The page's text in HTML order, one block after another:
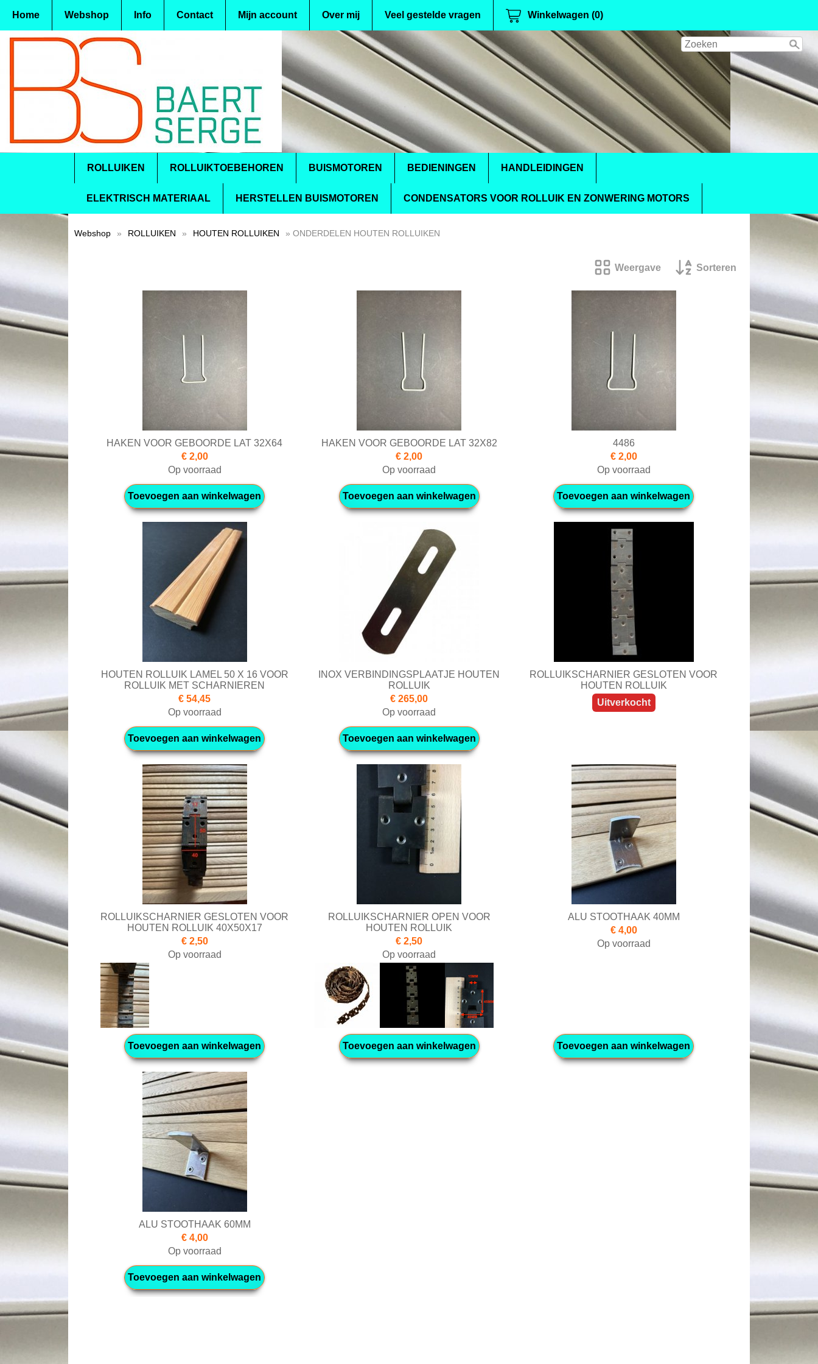
Home Webshop Info Contact Mijn account Over mij Veel gestelde vragen Winkelwagen (0)
ROLLUIKEN ROLLUIKTOEBEHOREN BUISMOTOREN BEDIENINGEN HANDLEIDINGEN
ELEKTRISCH MATERIAAL HERSTELLEN BUISMOTOREN CONDENSATORS VOOR ROLLUIK EN ZONWERING MOTORS
Webshop » ROLLUIKEN » HOUTEN ROLLUIKEN » ONDERDELEN HOUTEN ROLLUIKEN
Weergave Sorteren
HAKEN VOOR GEBOORDE LAT 32X64
€ 2,00
Op voorraad
Toevoegen aan winkelwagen
HAKEN VOOR GEBOORDE LAT 32X82
€ 2,00
Op voorraad
Toevoegen aan winkelwagen
4486
€ 2,00
Op voorraad
Toevoegen aan winkelwagen
HOUTEN ROLLUIK LAMEL 50 X 16 VOOR
ROLLUIK MET SCHARNIEREN
€ 54,45
Op voorraad
Toevoegen aan winkelwagen
INOX VERBINDINGSPLAATJE HOUTEN
ROLLUIK
€ 265,00
Op voorraad
Toevoegen aan winkelwagen
ROLLUIKSCHARNIER GESLOTEN VOOR
HOUTEN ROLLUIK
Uitverkocht
ROLLUIKSCHARNIER GESLOTEN VOOR
HOUTEN ROLLUIK 40X50X17
€ 2,50
Op voorraad
Toevoegen aan winkelwagen
ROLLUIKSCHARNIER OPEN VOOR
HOUTEN ROLLUIK
€ 2,50
Op voorraad
Toevoegen aan winkelwagen
ALU STOOTHAAK 40MM
€ 4,00
Op voorraad
Toevoegen aan winkelwagen
ALU STOOTHAAK 60MM
€ 4,00
Op voorraad
Toevoegen aan winkelwagen